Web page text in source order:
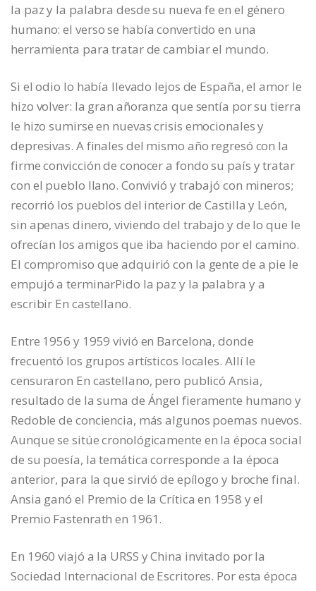
la paz y la palabra desde su nueva fe en el género
humano: el verso se había convertido en una
herramienta para tratar de cambiar el mundo.
Si el odio lo había llevado lejos de España, el amor le
hizo volver: la gran añoranza que sentía por su tierra
le hizo sumirse en nuevas crisis emocionales y
depresivas. A finales del mismo año regresó con la
firme convicción de conocer a fondo su país y tratar
con el pueblo llano. Convivió y trabajó con mineros;
recorrió los pueblos del interior de Castilla y León,
sin apenas dinero, viviendo del trabajo y de lo que le
ofrecían los amigos que iba haciendo por el camino.
El compromiso que adquirió con la gente de a pie le
empujó a terminarPido la paz y la palabra y a
escribir En castellano.
Entre 1956 y 1959 vivió en Barcelona, donde
frecuentó los grupos artísticos locales. Allí le
censuraron En castellano, pero publicó Ansia,
resultado de la suma de Ángel fieramente humano y
Redoble de conciencia, más algunos poemas nuevos.
Aunque se sitúe cronológicamente en la época social
de su poesía, la temática corresponde a la época
anterior, para la que sirvió de epílogo y broche final.
Ansia ganó el Premio de la Crítica en 1958 y el
Premio Fastenrath en 1961.
En 1960 viajó a la URSS y China invitado por la
Sociedad Internacional de Escritores. Por esta época